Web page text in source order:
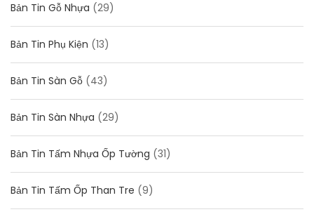
Bản Tin Gỗ Nhựa (29)
Bản Tin Phụ Kiện (13)
Bản Tin Sàn Gỗ (43)
Bản Tin Sàn Nhựa (29)
Bản Tin Tấm Nhựa Ốp Tường (31)
Bản Tin Tấm Ốp Than Tre (9)